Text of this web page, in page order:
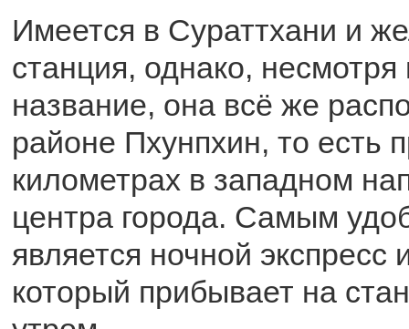
Имеется в Сураттхани и
станция, однако, несмотря
название, она всё же
районе Пхунпхин, то есть
километрах в западном
центра города. Самым
является ночной экспресс
который прибывает на